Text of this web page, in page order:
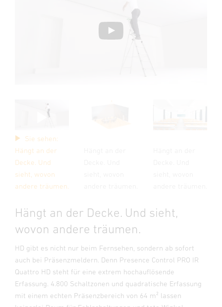
Sie sehen:
Hängt an der
Decke. Und
sieht, wovon
andere träumen.
Hängt an der Decke. Und sieht,
wovon andere träumen.
HD gibt es nicht nur beim Fernsehen, sondern ab sofort
auch bei Präsenzmeldern. Denn Presence Control PRO IR
Quattro HD steht für eine extrem hochauflösende
Erfassung. 4.800 Schaltzonen und quadratische Erfassung
mit einem echten Präsenzbereich von 64 m² lassen